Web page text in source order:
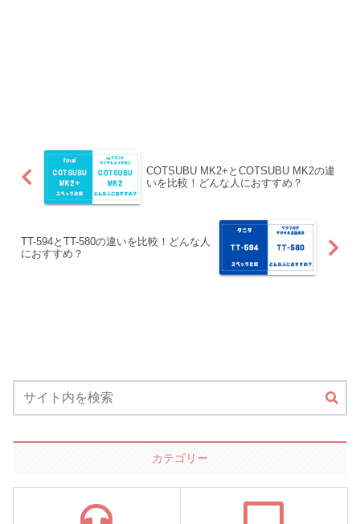
COTSUBU MK2+とCOTSUBU MK2の違
いを比較！どんな人におすすめ？
TT-594とTT-580の違いを比較！どんな人
におすすめ？
カテゴリー